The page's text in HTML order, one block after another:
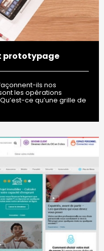
prototypage
ils nos
les opérations
ce qu’une grille de